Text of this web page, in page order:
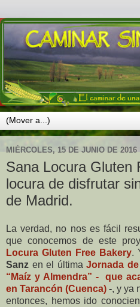
MIÉRCOLES, 15 DE JUNIO DE 2016
Sana Locura Gluten
locura de disfrutar
de Madrid.
La verdad, no nos es fácil
que conocemos de este
Locura Gluten Free Bakery.
Sanz en el últimaJornada
“Maíz y Almendra” - que
en Tarancón (Cuenca) -, y ya
entonces, hemos ido